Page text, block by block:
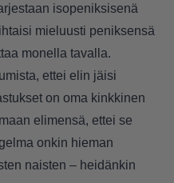
isopeniksisenä
mieluusti peniksensä
monella tavalla.
ettei elin jäisi
on oma kinkkinen
elimensä, ettei se
onkin hieman
naisten – heidänkin